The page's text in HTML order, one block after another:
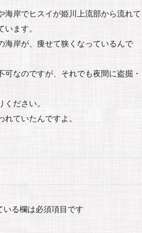
岸でヒスイが姫川上流部から流れて
ます。
海岸が、痩せて狭くなっているんで
なのですが、それでも夜間に盗掘・
ださい。
ていたんですよ。
いる欄は必須項目です